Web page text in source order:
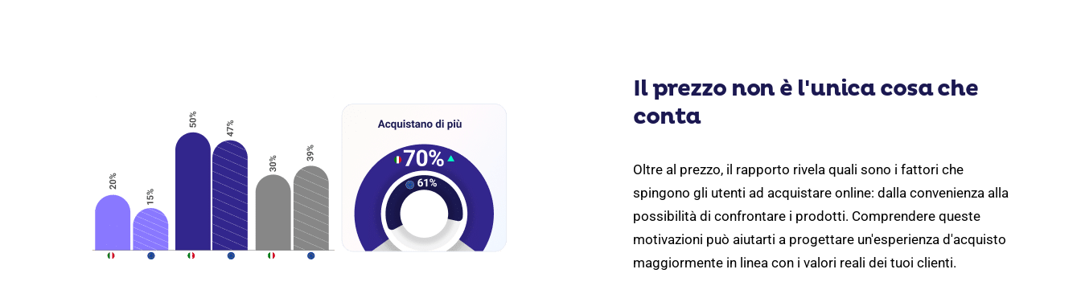
Il prezzo non è l'unica cosa che
conta
Oltre al prezzo, il rapporto rivela quali sono i fattori che
spingono gli utenti ad acquistare online: dalla convenienza alla
possibilità di confrontare i prodotti. Comprendere queste
motivazioni può aiutarti a progettare un'esperienza d'acquisto
maggiormente in linea con i valori reali dei tuoi clienti.